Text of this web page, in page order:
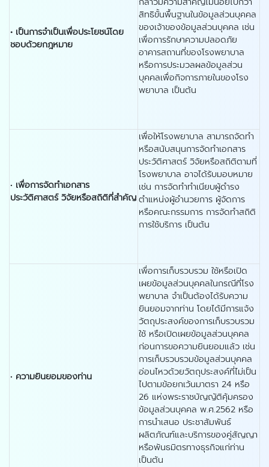
• เป็นการจำเป็นเพื่อประโยชน์โดย
ชอบด้วยกฎหมาย
สิทธิขั้นพื้นฐานในข้อมูลส่วนบุคคล
ของเจ้าของข้อมูลส่วนบุคคล เช่น
เพื่อการรักษาความปลอดภัย
อาคารสถานที่ของโรงพยาบาล
หรือการประมวลผลข้อมูลส่วน
บุคคลเพื่อกิจการภายในของโรง
พยาบาล เป็นต้น
• เพื่อการจัดทำเอกสาร
ประวัติศาสตร์ วิจัยหรือสถิติที่สำคัญ
เพื่อให้โรงพยาบาล สามารถจัดทำ
หรือสนับสนุนการจัดทำเอกสาร
ประวัติศาสตร์ วิจัยหรือสถิติตามที่
โรงพยาบาล อาจได้รับมอบหมาย
เช่น การจัดทำทำเนียบผู้ดำรง
ตำแหน่งผู้อำนวยการ ผู้จัดการ
หรือคณะกรรมการ การจัดทำสถิติ
การใช้บริการ เป็นต้น
• ความยินยอมของท่าน
เพื่อการเก็บรวบรวม ใช้หรือเปิด
เผยข้อมูลส่วนบุคคลในกรณีที่โรง
พยาบาล จำเป็นต้องได้รับความ
ยินยอมจากท่าน โดยได้มีการแจ้ง
วัตถุประสงค์ของการเก็บรวบรวม
ใช้ หรือเปิดเผยข้อมูลส่วนบุคคล
ก่อนการขอความยินยอมแล้ว เช่น
การเก็บรวบรวมข้อมูลส่วนบุคคล
อ่อนไหวด้วยวัตถุประสงค์ที่ไม่เป็น
ไปตามข้อยกเว้นมาตรา 24 หรือ
26 แห่งพระราชบัญญัติคุ้มครอง
ข้อมูลส่วนบุคคล พ.ศ.2562 หรือ
การนำเสนอ ประชาสัมพันธ์
ผลิตภัณฑ์และบริการของคู่สัญญา
หรือพันธมิตรทางธุรกิจแก่ท่าน
เป็นต้น